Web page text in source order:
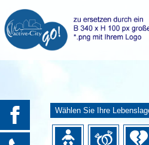
Wählen Sie Ihre